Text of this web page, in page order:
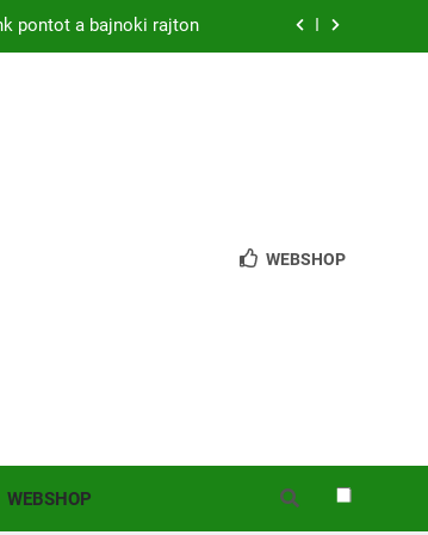
pontot a bajnoki rajton
lépett pályára Érden
MOL Magyar Kupában
rajtol az Érdi VSE!
lépett pályára Érden
WEBSHOP
WEBSHOP